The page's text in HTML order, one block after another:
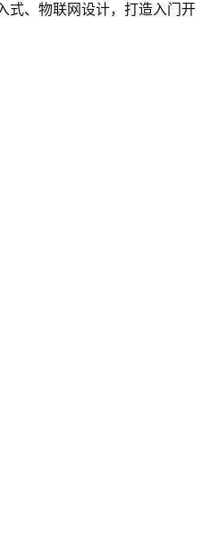
式、物联网设计，打造入门开